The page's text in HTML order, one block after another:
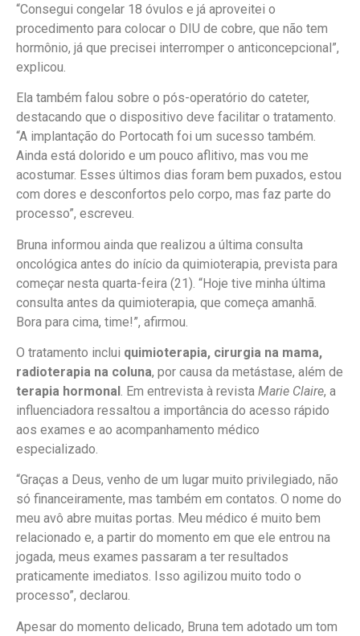
“Consegui congelar 18 óvulos e já aproveitei o
procedimento para colocar o DIU de cobre, que não tem
hormônio, já que precisei interromper o anticoncepcional”,
explicou.
Ela também falou sobre o pós-operatório do cateter,
destacando que o dispositivo deve facilitar o tratamento.
“A implantação do Portocath foi um sucesso também.
Ainda está dolorido e um pouco aflitivo, mas vou me
acostumar. Esses últimos dias foram bem puxados, estou
com dores e desconfortos pelo corpo, mas faz parte do
processo”, escreveu.
Bruna informou ainda que realizou a última consulta
oncológica antes do início da quimioterapia, prevista para
começar nesta quarta-feira (21). “Hoje tive minha última
consulta antes da quimioterapia, que começa amanhã.
Bora para cima, time!”, afirmou.
O tratamento inclui quimioterapia, cirurgia na mama,
radioterapia na coluna, por causa da metástase, além de
terapia hormonal. Em entrevista à revista Marie Claire, a
influenciadora ressaltou a importância do acesso rápido
aos exames e ao acompanhamento médico
especializado.
“Graças a Deus, venho de um lugar muito privilegiado, não
só financeiramente, mas também em contatos. O nome do
meu avô abre muitas portas. Meu médico é muito bem
relacionado e, a partir do momento em que ele entrou na
jogada, meus exames passaram a ter resultados
praticamente imediatos. Isso agilizou muito todo o
processo”, declarou.
Apesar do momento delicado, Bruna tem adotado um tom